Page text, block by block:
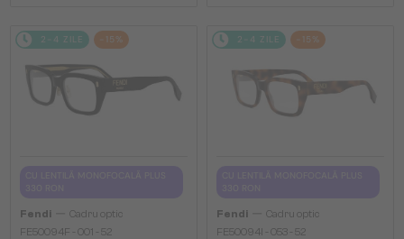
2-4 ZILE -15%
Fendi
Cadru optic
FE50094F - 001 - 52
2-4 ZILE -15%
Fendi
Cadru optic
FE50094I - 053 - 52